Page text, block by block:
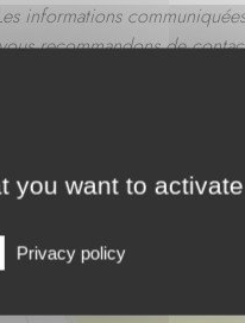
informations
recommandons de
une confirmation sur
- Nouvelle-Aquitaine
you want to activate
Privacy policy